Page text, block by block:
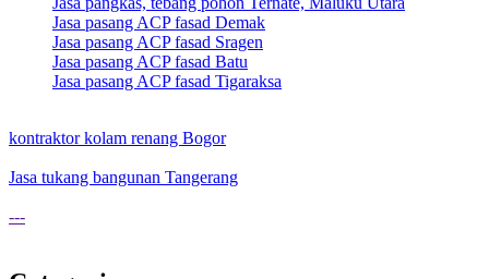
Jasa pasang ACP fasad Demak
Jasa pasang ACP fasad Sragen
Jasa pasang ACP fasad Batu
Jasa pasang ACP fasad Tigaraksa
kontraktor kolam renang Bogor
Jasa tukang bangunan Tangerang
---